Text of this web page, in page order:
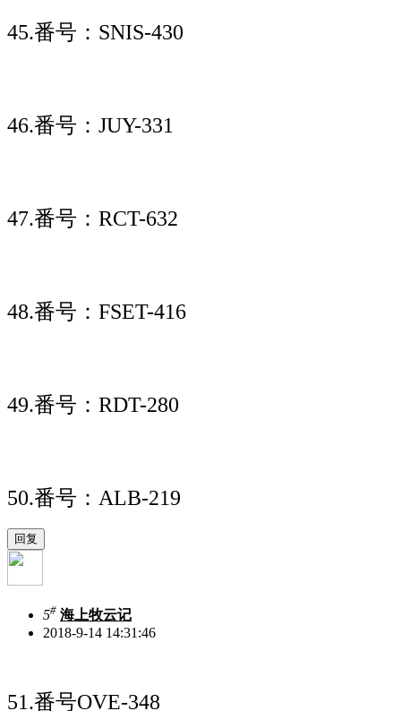
45.番号：SNIS-430
46.番号：JUY-331
47.番号：RCT-632
48.番号：FSET-416
49.番号：RDT-280
50.番号：ALB-219
5# 海上牧云记
2018-9-14 14:31:46
51.番号OVE-348